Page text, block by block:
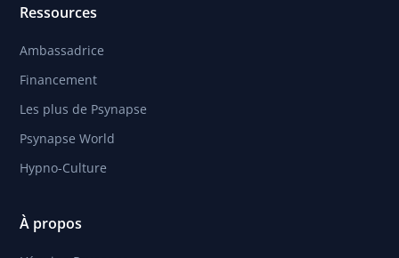
Ressources
Ambassadrice
Financement
Les plus de Psynapse
Psynapse World
Hypno-Culture
À propos